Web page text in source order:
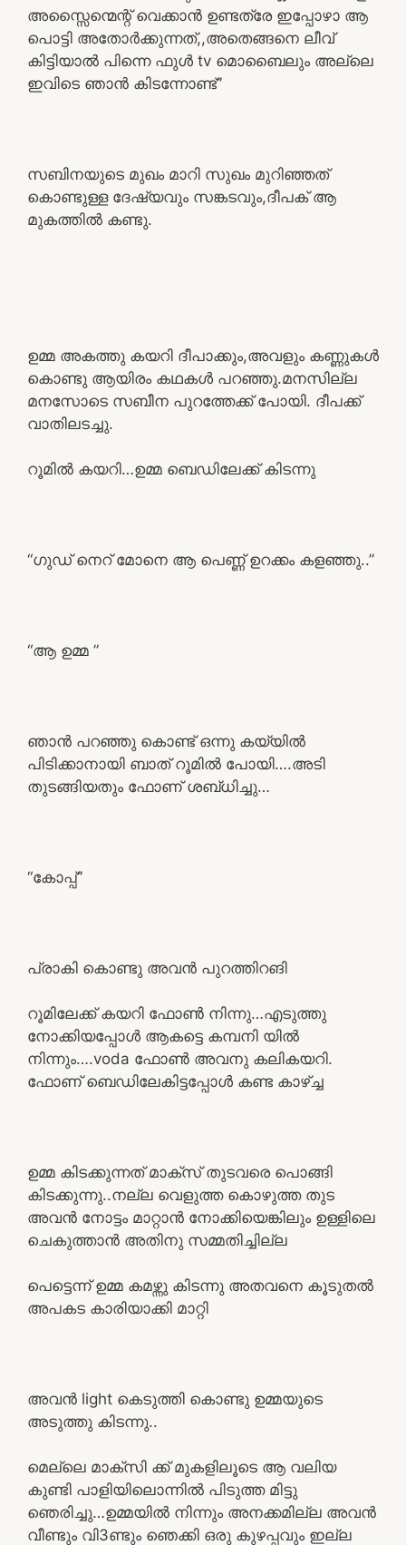
അസ്സൈന്മെന്റ് വെക്കാൻ ഉണ്ടത്രേ ഇപ്പോഴാ ആ
പൊട്ടി അതോർക്കുന്നത്,,അതെങ്ങനെ ലീവ്
കിട്ടിയാൽ പിന്നെ ഫുൾ tv മൊബൈലും അല്ലെ
ഇവിടെ ഞാൻ കിടന്നോണ്ട്”
സബിനയുടെ മുഖം മാറി സുഖം മുറിഞ്ഞത്
കൊണ്ടുള്ള ദേഷ്യവും സങ്കടവും,ദീപക് ആ
മുകത്തിൽ കണ്ടു.
ഉമ്മ അകത്തു കയറി ദീപാക്കും,അവളും കണ്ണുകൾ
കൊണ്ടു ആയിരം കഥകൾ പറഞ്ഞു.മനസില്ല
മനസോടെ സബീന പുറത്തേക്ക് പോയി. ദീപക്ക്
വാതിലടച്ചു.
റൂമിൽ കയറി…ഉമ്മ ബെഡിലേക്ക് കിടന്നു
“ഗുഡ് നെറ് മോനെ ആ പെണ്ണ് ഉറക്കം കളഞ്ഞു..”
“ആ ഉമ്മ ”
ഞാൻ പറഞ്ഞു കൊണ്ട് ഒന്നു കയ്യിൽ
പിടിക്കാനായി ബാത് റൂമിൽ പോയി….അടി
തുടങ്ങിയതും ഫോണ് ശബ്‌ധിച്ചു…
“കോപ്പ്”
പ്രാകി കൊണ്ടു അവൻ പുറത്തിറങി
റൂമിലേക്ക് കയറി ഫോൺ നിന്നു…എടുത്തു
നോക്കിയപ്പോൾ ആകട്ടെ കമ്പനി യിൽ
നിന്നും….voda ഫോൺ അവനു കലികയറി.
ഫോണ് ബെഡിലേകിട്ടപ്പോൾ കണ്ട കാഴ്ച്ച
ഉമ്മ കിടക്കുന്നത് മാക്സ് തുടവരെ പൊങ്ങി
കിടക്കുന്നു..നല്ല വെളുത്ത കൊഴുത്ത തുട
അവൻ നോട്ടം മാറ്റാൻ നോക്കിയെങ്കിലും ഉള്ളിലെ
ചെകുത്താൻ അതിനു സമ്മതിച്ചില്ല
പെട്ടെന്ന് ഉമ്മ കമഴ്ന്നു കിടന്നു അതവനെ കൂടുതൽ
അപകട കാരിയാക്കി മാറ്റി
അവൻ light കെടുത്തി കൊണ്ടു ഉമ്മയുടെ
അടുത്തു കിടന്നു..
മെല്ലെ മാക്സി ക്ക് മുകളിലൂടെ ആ വലിയ
കുണ്ടി പാളിയിലൊന്നിൽ പിടുത്ത മിട്ടു
ഞെരിച്ചു…ഉമ്മയിൽ നിന്നും അനക്കമില്ല അവൻ
വീണ്ടും വി3ണ്ടും ഞെക്കി ഒരു കുഴപ്പവും ഇല്ല